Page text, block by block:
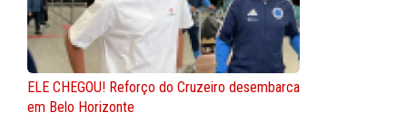
ELE CHEGOU! Reforço do Cruzeiro desembarca
em Belo Horizonte